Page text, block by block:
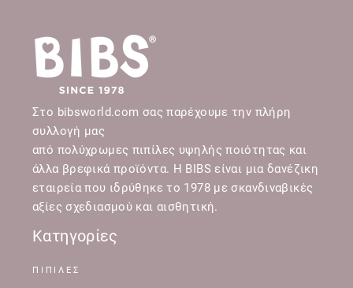
Στο bibsworld.com σας παρέχουμε την πλήρη
συλλογή μας
από πολύχρωμες πιπίλες υψηλής ποιότητας και
άλλα βρεφικά προϊόντα. Η BIBS είναι μια δανέζικη
εταιρεία που ιδρύθηκε το 1978 με σκανδιναβικές
αξίες σχεδιασμού και αισθητική.
Κατηγορίες
ΠΙΠΙΛΕΣ